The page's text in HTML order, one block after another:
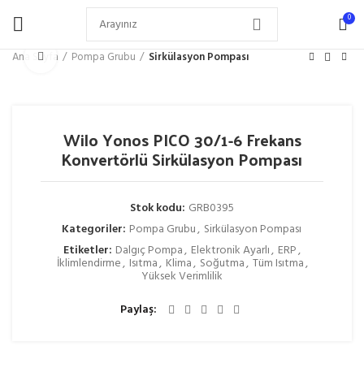
0
Ana Sayfa Pompa Grubu Sirkülasyon Pompası
Büyütmek için tıklayın
Wilo Yonos PICO 30/1-6 Frekans
Konvertörlü Sirkülasyon Pompası
Stok kodu: GRB0395
Kategoriler: Pompa Grubu, Sirkülasyon Pompası
Etiketler: Dalgıç Pompa, Elektronik Ayarlı, ERP,
İklimlendirme, Isıtma, Klima, Soğutma, Tüm Isıtma,
Yüksek Verimlilik
Paylaş